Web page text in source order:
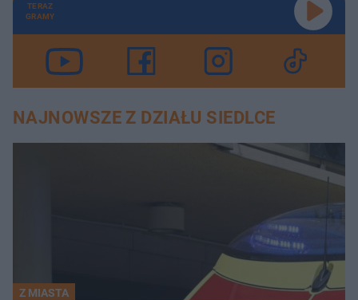
TERAZ
GRAMY
NAJNOWSZE Z DZIAŁU SIEDLCE
Z MIASTA